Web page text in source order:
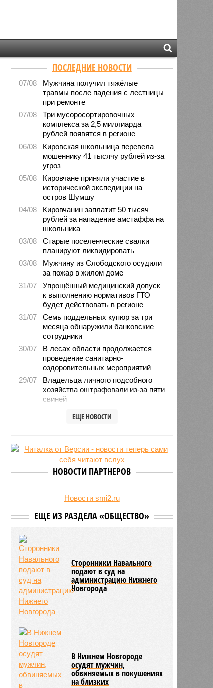
ПОСЛЕДНИЕ НОВОСТИ
07/08
Мужчина получил тяжёлые
травмы после падения с лестницы
при ремонте
07/08
Три мусоросортировочных
комплекса за 2,5 миллиарда
рублей появятся в регионе
06/08
Кировская школьница перевела
мошеннику 41 тысячу рублей из-за
угроз
05/08
Кировчане приняли участие в
исторической экспедиции на
остров Шумшу
04/08
Кировчанин заплатит 50 тысяч
рублей за нападение амстаффа на
школьника
03/08
Старые поселенческие свалки
планируют ликвидировать
03/08
Мужчину из Слободского осудили
за пожар в жилом доме
31/07
Упрощённый медицинский допуск
к выполнению нормативов ГТО
будет действовать в регионе
31/07
Семь поддельных купюр за три
месяца обнаружили банковские
сотрудники
30/07
В лесах области продолжается
проведение санитарно-
оздоровительных мероприятий
29/07
Владельца личного подсобного
хозяйства оштрафовали из-за пяти
свиней
Шестерых кировчан хотят
поощрить за спасение ребёнка
27/07
Питание детей в лагерях
Пенсионеру должны выплатить
300 тысяч рублей после падения в
гололёд
предоставления госимущества в
ЕЩЕ НОВОСТИ
НОВОСТИ ПАРТНЕРОВ
Новости smi2.ru
ЕЩЕ ИЗ РАЗДЕЛА «ОБЩЕСТВО»
Сторонники Навального
подают в суд на
администрацию Нижнего
Новгорода
В Нижнем Новгороде
осудят мужчин,
обвиняемых в покушениях
на близких